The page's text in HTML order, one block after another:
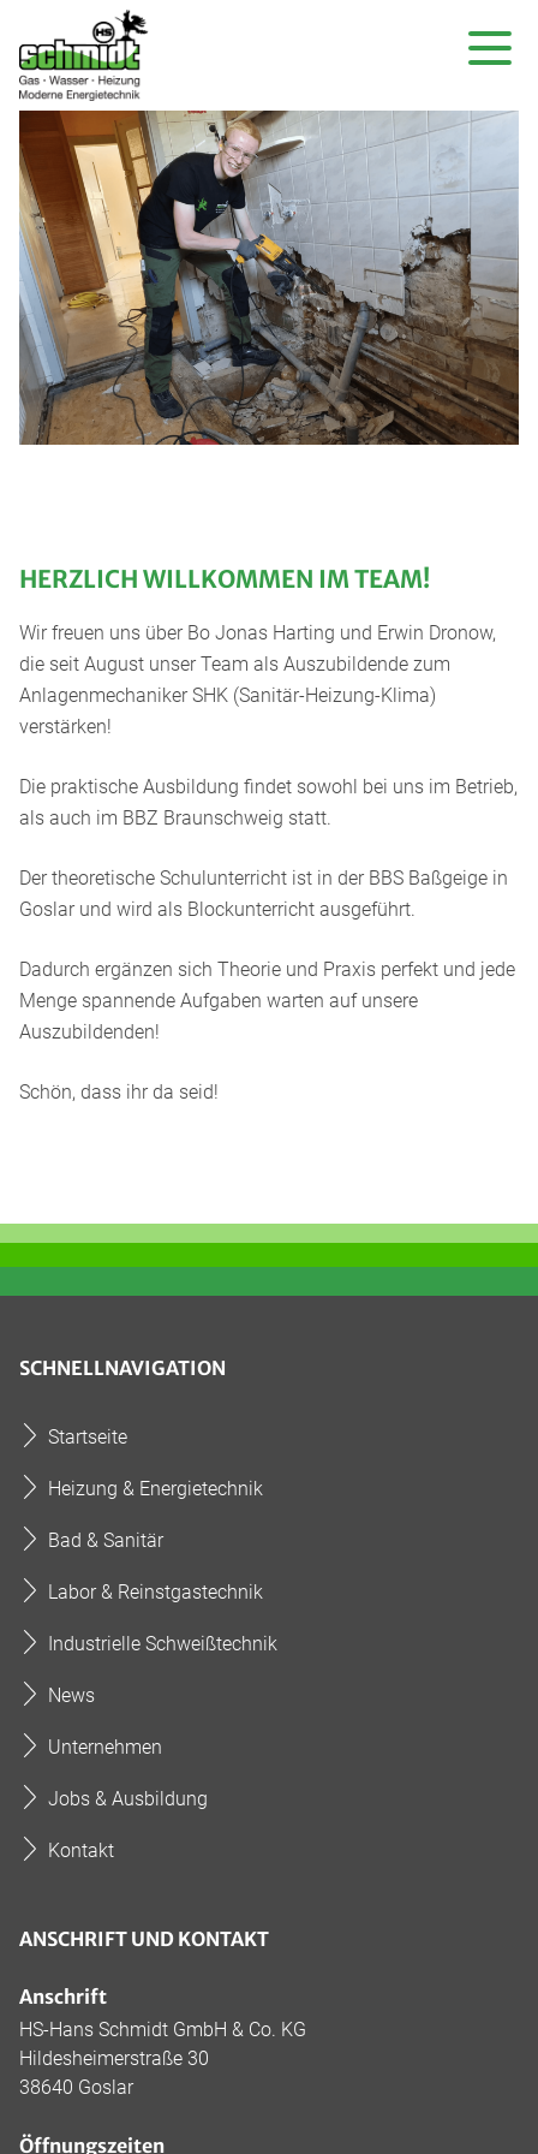
HERZLICH WILLKOMMEN IM TEAM!
Wir freuen uns über Bo Jonas Harting und Erwin Dronow,
die seit August unser Team als Auszubildende zum
Anlagenmechaniker SHK (Sanitär-Heizung-Klima)
verstärken!
Die praktische Ausbildung findet sowohl bei uns im Betrieb,
als auch im BBZ Braunschweig statt.
Der theoretische Schulunterricht ist in der BBS Baßgeige in
Goslar und wird als Blockunterricht ausgeführt.
Dadurch ergänzen sich Theorie und Praxis perfekt und jede
Menge spannende Aufgaben warten auf unsere
Auszubildenden!
Schön, dass ihr da seid!
SCHNELLNAVIGATION
Startseite
Heizung & Energietechnik
Bad & Sanitär
Labor & Reinstgastechnik
Industrielle Schweißtechnik
News
Unternehmen
Jobs & Ausbildung
Kontakt
ANSCHRIFT UND KONTAKT
Anschrift
HS-Hans Schmidt GmbH & Co. KG
Hildesheimerstraße 30
38640 Goslar
Öffnungszeiten